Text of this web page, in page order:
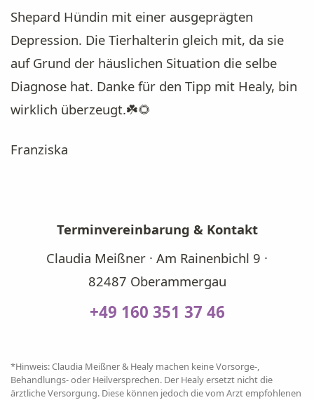
Shepard Hündin mit einer ausgeprägten
Depression. Die Tierhalterin gleich mit, da sie
auf Grund der häuslichen Situation die selbe
Diagnose hat. Danke für den Tipp mit Healy, bin
wirklich überzeugt.☘️🌻
Franziska
Terminvereinbarung & Kontakt
Claudia Meißner · Am Rainenbichl 9 ·
82487 Oberammergau
+49 160 351 37 46
*Hinweis: Claudia Meißner & Healy machen keine Vorsorge-,
Behandlungs- oder Heilversprechen. Der Healy ersetzt nicht die
ärztliche Versorgung. Diese können jedoch die vom Arzt empfohlenen